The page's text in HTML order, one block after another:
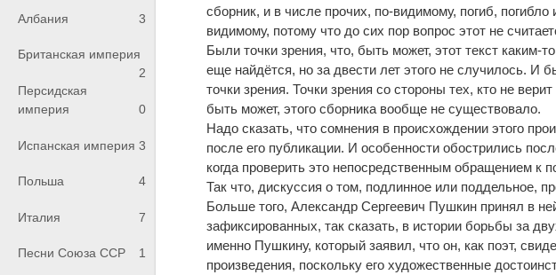
Албания 3
Британская империя
2
Персидская
империя
0
Испанская империя 3
Польша 4
Италия 7
Песни Союза ССР 1
сборник, и в числе прочих, по-видимому, погиб, погибло
видимому, потому что до сих пор вопрос этот не
Были точки зрения, что, быть может, этот текст каким-
еще найдётся, но за двести лет этого не случилось. И
точки зрения. Точки зрения со стороны тех, кто не
быть может, этого сборника вообще не существовало.
Надо сказать, что сомнения в происхождении этого
после его публикации. И особенности обострились
когда проверить это непосредственным обращением к
Так что, дискуссия о том, подлинное или поддельное,
Больше того, Александр Сергеевич Пушкин принял в
зафиксированных, так сказать, в истории борьбы за
именно Пушкину, который заявил, что он, как поэт,
произведения, поскольку его художественные